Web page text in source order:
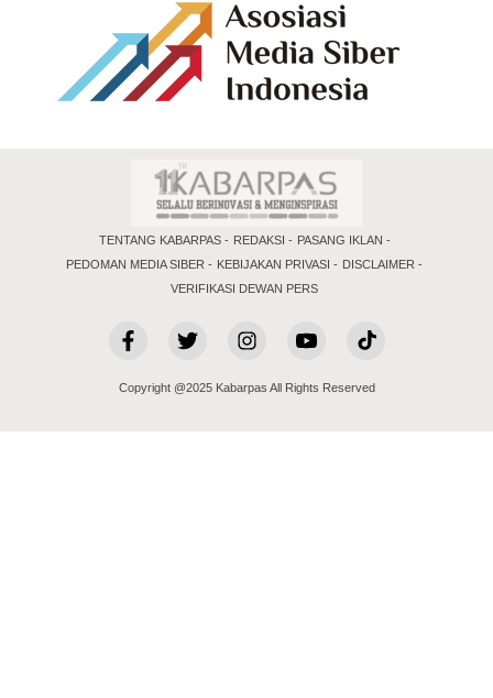
TENTANG KABARPAS REDAKSI
PASANG IKLAN
PEDOMAN MEDIA SIBER
KEBIJAKAN PRIVASI
DISCLAIMER
VERIFIKASI DEWAN PERS
Copyright @2025 Kabarpas All Rights Reserved